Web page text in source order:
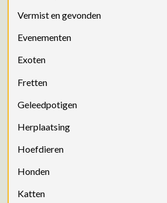
Vermist en gevonden
Evenementen
Exoten
Fretten
Geleedpotigen
Herplaatsing
Hoefdieren
Honden
Katten